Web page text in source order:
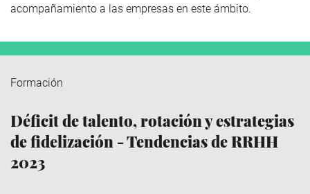
acompañamiento a las empresas en este ámbito.
Formación
Déficit de talento, rotación y estrategias
de fidelización - Tendencias de RRHH
2023